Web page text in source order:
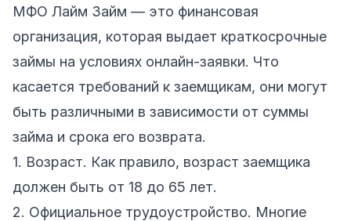
МФО Лайм Займ — это финансовая
организация, которая выдает краткосрочные
займы на условиях онлайн-заявки. Что
касается требований к заемщикам, они могут
быть различными в зависимости от суммы
займа и срока его возврата.
1. Возраст. Как правило, возраст заемщика
должен быть от 18 до 65 лет.
2. Официальное трудоустройство. Многие